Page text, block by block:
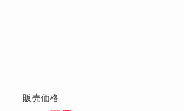
販売価格